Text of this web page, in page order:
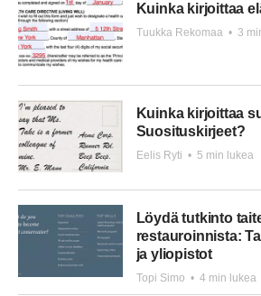
Kuinka kirjoittaa
Tuukka Rekomaa • 3
Kuinka kirjoittaa
Suosituskirjeet?
Eelis Ryti • 5 min lukea
Löydä tutkinto
restauroinnista:
ja yliopistot
Topi Simo • 4 min lukea